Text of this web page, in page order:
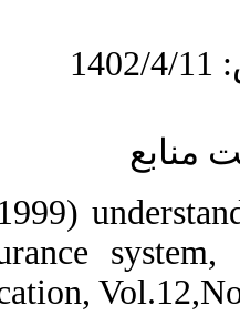
1. Alt, H.
quality
Higher